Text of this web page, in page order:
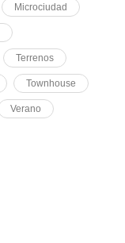
Microciudad
Terrenos
Townhouse
Verano